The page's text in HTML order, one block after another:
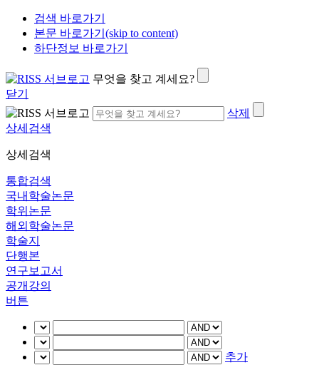
검색 바로가기
본문 바로가기(skip to content)
하단정보 바로가기
무엇을 찾고 계세요?
닫기
삭제
상세검색
상세검색
통합검색
국내학술논문
학위논문
해외학술논문
학술지
단행본
연구보고서
공개강의
버튼
추가